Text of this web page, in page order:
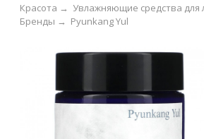
Красота → Увлажняющие средства для
Pyunkang Yul
Бренды →